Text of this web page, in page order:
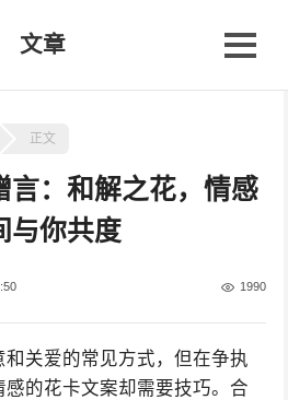
文章
正文
言：和解之花，情感
与你共度
1990
关爱的常见方式，但在争执
的花卡文案却需要技巧。合